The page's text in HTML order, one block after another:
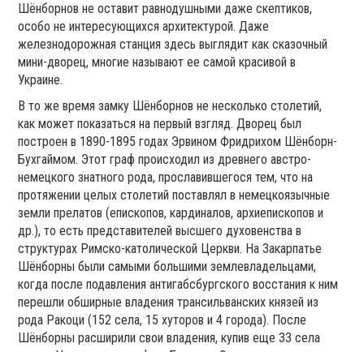
Шёнборнов не оставит равнодушными даже скептиков,
особо не интересующихся архитектурой. Даже
железнодорожная станция здесь выглядит как сказочный
мини-дворец, многие называют ее самой красивой в
Украине.
В то же время замку Шёнборнов не несколько столетий,
как может показаться на первый взгляд. Дворец был
построен в 1890-1895 годах Эрвином Фридрихом Шёнборн-
Бухгаймом. Этот граф происходил из древнего австро-
немецкого знатного рода, прославившегося тем, что на
протяжении целых столетий поставлял в немецкоязычные
земли прелатов (епископов, кардиналов, архиепископов и
др.), то есть представителей высшего духовенства в
структурах Римско-католической Церкви. На Закарпатье
Шёнборны были самыми большими землевладельцами,
когда после подавления антигабсбургского восстания к ним
перешли обширные владения трансильванских князей из
рода Ракоци (152 села, 15 хуторов и 4 города). После
Шёнборны расширили свои владения, купив еще 33 села